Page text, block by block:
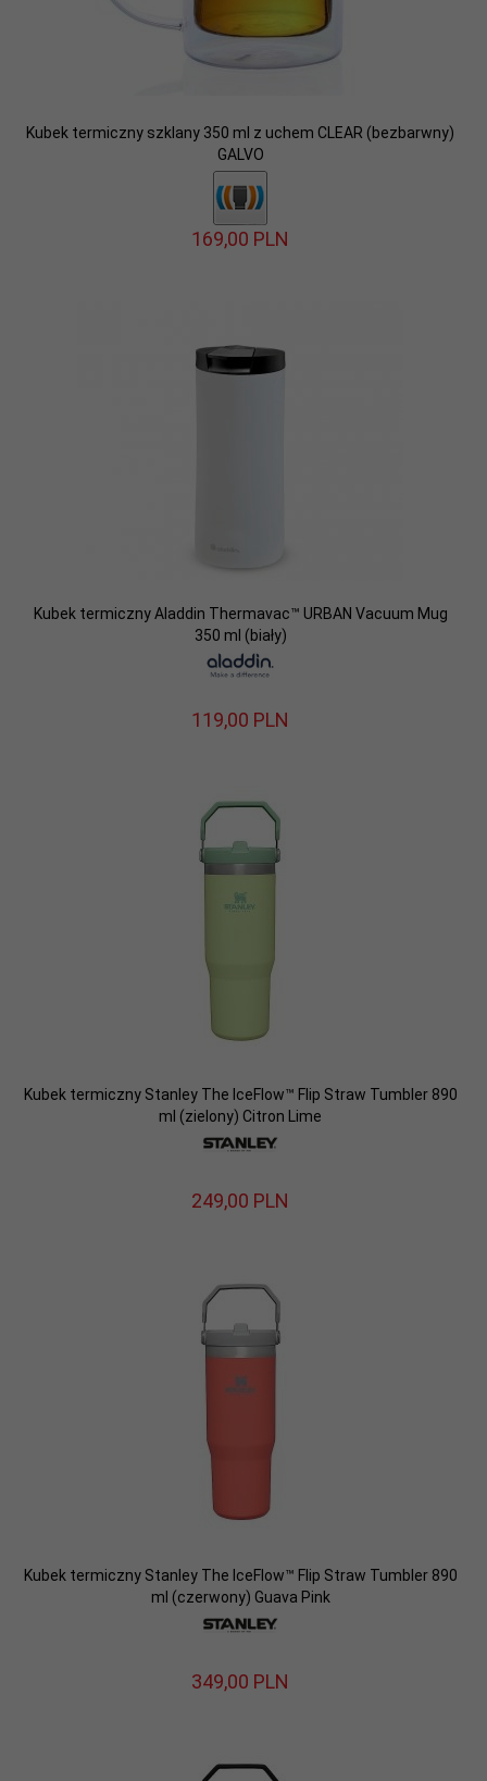
Kubek termiczny szklany 350 ml z uchem CLEAR (bezbarwny)
GALVO
169,00 PLN
Kubek termiczny Aladdin Thermavac™ URBAN Vacuum Mug
350 ml (biały)
119,00 PLN
Kubek termiczny Stanley The IceFlow™ Flip Straw Tumbler 890
ml (zielony) Citron Lime
249,00 PLN
Kubek termiczny Stanley The IceFlow™ Flip Straw Tumbler 890
ml (czerwony) Guava Pink
349,00 PLN